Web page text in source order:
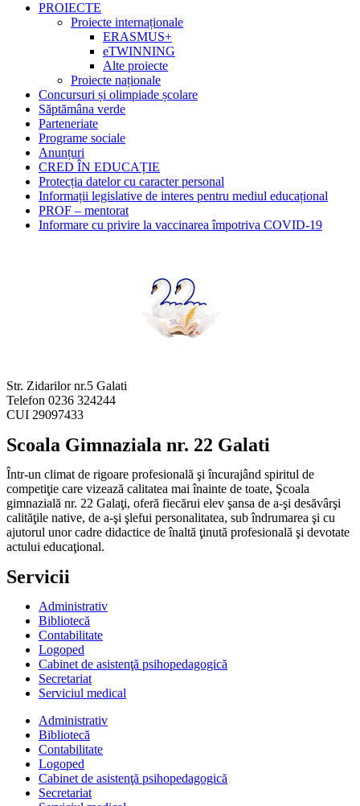
PROIECTE
Proiecte internaționale
ERASMUS+
eTWINNING
Alte proiecte
Proiecte naționale
Concursuri și olimpiade școlare
Săptămâna verde
Parteneriate
Programe sociale
Anunțuri
CRED ÎN EDUCAȚIE
Protecția datelor cu caracter personal
Informații legislative de interes pentru mediul educațional
PROF – mentorat
Informare cu privire la vaccinarea împotriva COVID-19
Str. Zidarilor nr.5 Galati
Telefon 0236 324244
CUI 29097433
Scoala Gimnaziala nr. 22 Galati
Într-un climat de rigoare profesională şi încurajând spiritul de
competiţie care vizează calitatea mai înainte de toate, Şcoala
gimnazială nr. 22 Galaţi, oferă fiecărui elev şansa de a-şi desăvârşi
calităţile native, de a-şi şlefui personalitatea, sub îndrumarea şi cu
ajutorul unor cadre didactice de înaltă ţinută profesională şi devotate
actului educaţional.
Servicii
Administrativ
Bibliotecă
Contabilitate
Logoped
Cabinet de asistenţă psihopedagogică
Secretariat
Serviciul medical
Administrativ
Bibliotecă
Contabilitate
Logoped
Cabinet de asistenţă psihopedagogică
Secretariat